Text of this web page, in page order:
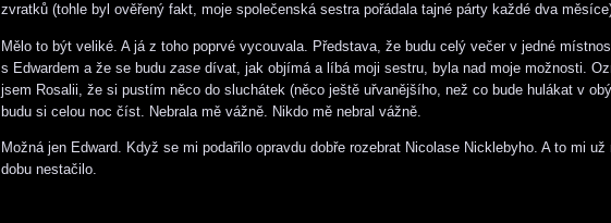
zvratků (tohle byl ověřený fakt, moje společenská sestra pořádala tajné párty každé dva
Mělo to být veliké. A já z toho poprvé vycouvala. Představa, že budu celý večer v jedné
s Edwardem a že se budu zase dívat, jak objímá a líbá moji sestru, byla nad moje možnosti.
jsem Rosalii, že si pustím něco do sluchátek (něco ještě uřvanějšího, než co bude hulákat v
budu si celou noc číst. Nebrala mě vážně. Nikdo mě nebral vážně.
Možná jen Edward. Když se mi podařilo opravdu dobře rozebrat Nicolase Nicklebyho. A to mi už
dobu nestačilo.